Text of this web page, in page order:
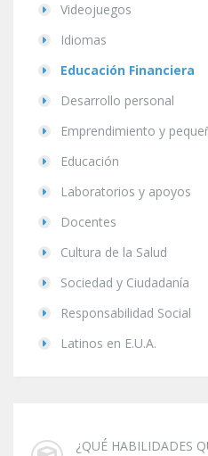
Videojuegos
Idiomas
Educación Financiera
Desarrollo personal
Emprendimiento y
Educación
Laboratorios y apoyos
Docentes
Cultura de la Salud
Sociedad y Ciudadanía
Responsabilidad Social
Latinos en E.U.A.
¿QUÉ HABILIDADES